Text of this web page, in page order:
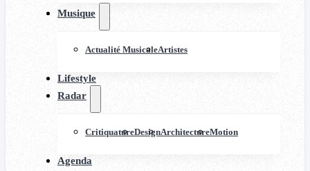
Musique
Actualité MusicaleArtistes
Lifestyle
Radar
CritiquatureDesignArchitectureMotion
Agenda